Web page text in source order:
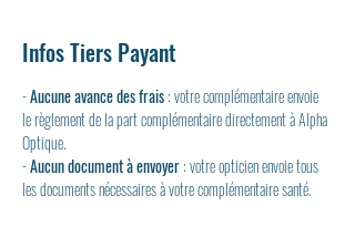
Infos Tiers Payant
- Aucune avance des frais : votre complémentaire envoie
le règlement de la part complémentaire directement à Alpha
Optique.
- Aucun document à envoyer : votre opticien envoie tous
les documents nécessaires à votre complémentaire santé.